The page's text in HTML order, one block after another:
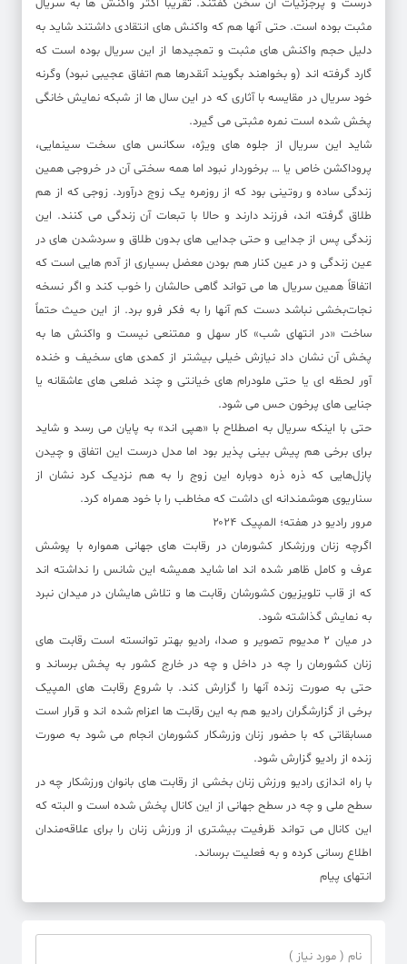
درست و پرجزئیات آن سخن گفتند. تقریباً اکثر واکنش ها به سریال
مثبت بوده است. حتی آنها هم که واکنش های انتقادی داشتند شاید به
دلیل حجم واکنش های مثبت و تمجیدها از این سریال بوده است که
گارد گرفته اند (و بخواهند بگویند آنقدرها هم اتفاق عجیبی نبود) وگرنه
خود سریال در مقایسه با آثاری که در این سال ها از شبکه نمایش خانگی
پخش شده است نمره مثبتی می گیرد.
شاید این سریال از جلوه های ویژه، سکانس های سخت سینمایی،
پروداکشن خاص یا … برخوردار نبود اما همه سختی آن در خروجی همین
زندگی ساده و روتینی بود که از روزمره یک زوج درآورد. زوجی که از هم
طلاق گرفته اند، فرزند دارند و حالا با تبعات آن زندگی می کنند. این
زندگی پس از جدایی و حتی جدایی های بدون طلاق و سردشدن های در
عین زندگی و در عین کنار هم بودن معضل بسیاری از آدم هایی است که
اتفاقاً همین سریال ها می تواند گاهی حالشان را خوب کند و اگر نسخه
نجات‌بخشی نباشد دست کم آنها را به فکر فرو برد. از این حیث حتماً
ساخت «در انتهای شب» کار سهل و ممتنعی نیست و واکنش ها به
پخش آن نشان داد نیازش خیلی بیشتر از کمدی های سخیف و خنده
آور لحظه ای یا حتی ملودرام های خیانتی و چند ضلعی های عاشقانه یا
جنایی های پرخون حس می شود.
حتی با اینکه سریال به اصطلاح با «هپی اند» به پایان می رسد و شاید
برای برخی هم پیش بینی پذیر بود اما مدل درست این اتفاق و چیدن
پازل‌هایی که ذره ذره دوباره این زوج را به هم نزدیک کرد نشان از
سناریوی هوشمندانه ای داشت که مخاطب را با خود همراه کرد.
مرور رادیو در هفته؛ المپیک ۲۰۲۴
اگرچه زنان ورزشکار کشورمان در رقابت های جهانی همواره با پوشش
عرف و کامل ظاهر شده اند اما شاید همیشه این شانس را نداشته اند
که از قاب تلویزیون کشورشان رقابت ها و تلاش هایشان در میدان نبرد
به نمایش گذاشته شود.
در میان ۲ مدیوم تصویر و صدا، رادیو بهتر توانسته است رقابت های
زنان کشورمان را چه در داخل و چه در خارج کشور به پخش برساند و
حتی به صورت زنده آنها را گزارش کند. با شروع رقابت های المپیک
برخی از گزارشگران رادیو هم به این رقابت ها اعزام شده اند و قرار است
مسابقاتی که با حضور زنان وزرشکار کشورمان انجام می شود به صورت
زنده از رادیو گزارش شود.
با راه اندازی رادیو ورزش زنان بخشی از رقابت های بانوان ورزشکار چه در
سطح ملی و چه در سطح جهانی از این کانال پخش شده است و البته که
این کانال می تواند ظرفیت بیشتری از ورزش زنان را برای علاقه‌مندان
اطلاع رسانی کرده و به فعلیت برساند.
انتهای پیام